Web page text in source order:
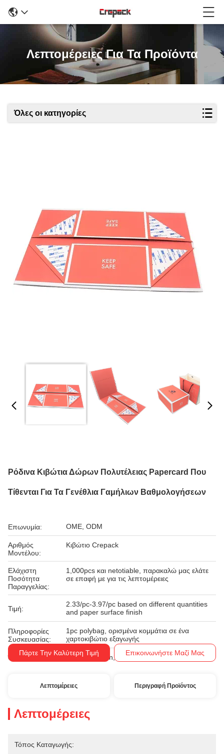
Λεπτομέρειες Για Τα Προϊόντα
Όλες οι κατηγορίες
Ρόδινα Κιβώτια Δώρων Πολυτέλειας Papercard Που
Τίθενται Για Τα Γενέθλια Γαμήλιων Βαθμολογήσεων
Επωνυμία: OME, ODM
Αριθμός
Μοντέλου:
Κιβώτιο Crepack
Ελάχιστη
Ποσότητα
Παραγγελίας:
1,000pcs και netotiable, παρακαλώ μας ελάτε
σε επαφή με για τις λεπτομέρειες
Τιμή:
2.33/pc-3.97/pc based on different quantities
and paper surface finish
Πληροφορίες
Συσκευασίας:
1pc polybag, ορισμένα κομμάτια σε ένα
χαρτοκιβώτιο εξαγωγής
Όροι Πληρωμής: Western Union, T/T
Πάρτε Την Καλύτερη Τιμή Επικοινωνήστε Μαζί Μας
Λεπτομέρειες Περιγραφή Προϊόντος
Λεπτομέρειες
Τόπος Καταγωγής: